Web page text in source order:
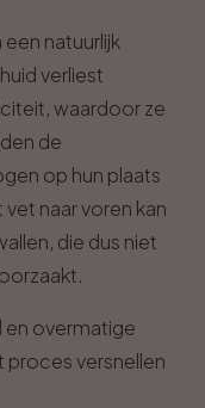
natuurlijk
verliest
waardoor ze
de
op hun plaats
naar voren kan
die dus niet
en overmatige
proces versnellen